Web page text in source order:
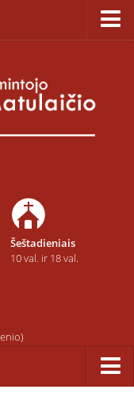
į dangų”
Šeštadieniais
10 val. ir 18 val.